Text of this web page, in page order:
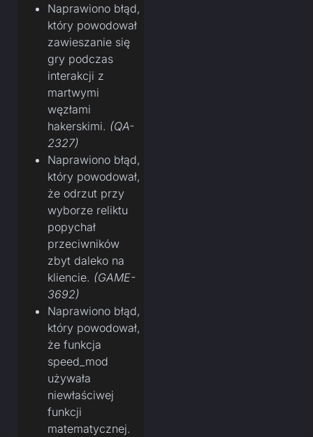
Naprawiono błąd,
który powodował
zawieszanie się
gry podczas
interakcji z
martwymi
węzłami
hakerskimi. (QA-
2327)
Naprawiono błąd,
który powodował,
że odrzut przy
wyborze reliktu
popychał
przeciwników
zbyt daleko na
kliencie. (GAME-
3692)
Naprawiono błąd,
który powodował,
że funkcja
speed_mod
używała
niewłaściwej
funkcji
matematycznej.